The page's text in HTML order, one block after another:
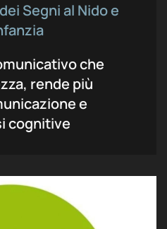
Segni al Nido e
che
rende più
e
cognitive